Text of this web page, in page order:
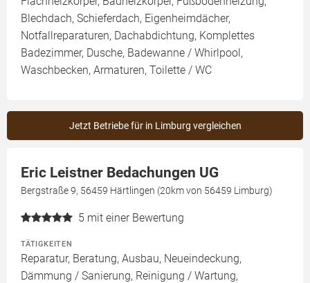
Blechdach, Schieferdach, Eigenheimdächer,
Notfallreparaturen, Dachabdichtung, Komplettes
Badezimmer, Dusche, Badewanne / Whirlpool,
Waschbecken, Armaturen, Toilette / WC
Jetzt Betriebe für in Limburg vergleichen
Eric Leistner Bedachungen UG
Bergstraße 9, 56459 Härtlingen (20km von 56459 Limburg)
5 mit einer Bewertung
TÄTIGKEITEN
Reparatur, Beratung, Ausbau, Neueindeckung,
Dämmung / Sanierung, Reinigung / Wartung,